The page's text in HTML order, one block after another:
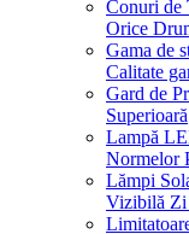
Conuri de
Orice
Gama de
Calitate
Gard de
Superioară
Lampă
Normelor
Lămpi
Vizibilă Zi